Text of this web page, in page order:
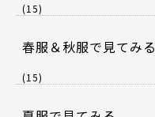
(15)
春服＆秋服で見てみる
(15)